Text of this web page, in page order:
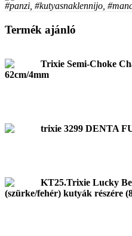
#panzi, #kutyasnaklennijo,
Termék ajánló
Trixie Semi-Choke
62cm/4mm
trixie 3299 DENTA
KT25.Trixie Lucky
(szürke/fehér) kutyák részére